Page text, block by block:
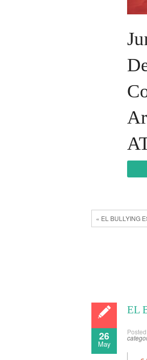
« EL BULLYING
26
May
EL